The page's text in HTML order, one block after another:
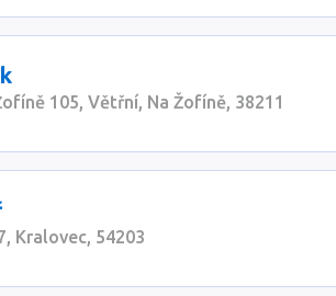
105, Větřní, Na Žofíně, 38211
Kralovec, 54203